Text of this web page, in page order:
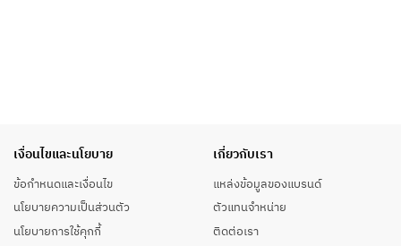
เงื่อนไขและนโยบาย
ข้อกำหนดและเงื่อนไข
นโยบายความเป็นส่วนตัว
นโยบายการใช้คุกกี้
เกี่ยวกับเรา
แหล่งข้อมูลของแบรนด์
ตัวแทนจำหน่าย
ติดต่อเรา